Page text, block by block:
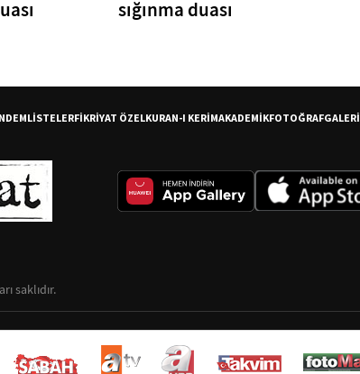
sığınma duası
LİSTELERFİKRİYAT ÖZELKURAN-I KERİMAKADEMİKFOTOĞRAFGALERİ
saklıdır.